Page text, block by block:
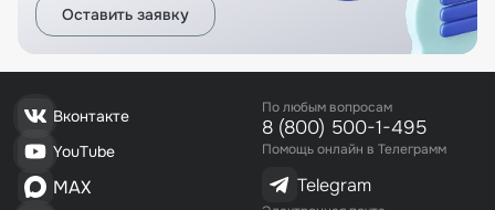
Оставить заявку
Вконтакте
YouTube
MAX
По любым вопросам
8 (800) 500-1-495
Помощь онлайн в Телеграмм
Telegram